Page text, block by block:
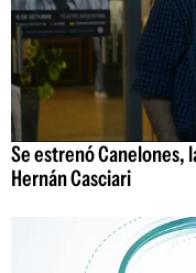
Se estrenó Canelones,
Hernán Casciari